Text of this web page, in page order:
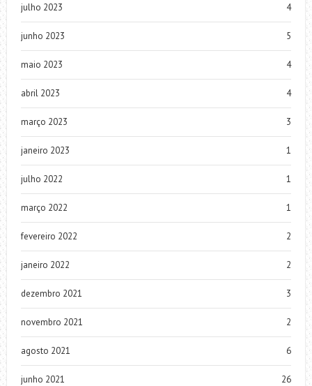
julho 2023 4
junho 2023 5
maio 2023 4
abril 2023 4
março 2023 3
janeiro 2023 1
julho 2022 1
março 2022 1
fevereiro 2022 2
janeiro 2022 2
dezembro 2021 3
novembro 2021 2
agosto 2021 6
junho 2021 26